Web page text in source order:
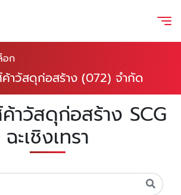
อก
าวัสดุก่อสร้าง (072) จำกัด
วัสดุก่อสร้าง SCG
ฉะเชิงเทรา